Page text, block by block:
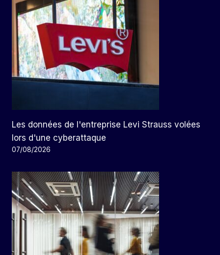
Les données de l'entreprise Levi Strauss volées
lors d'une cyberattaque
07/08/2026